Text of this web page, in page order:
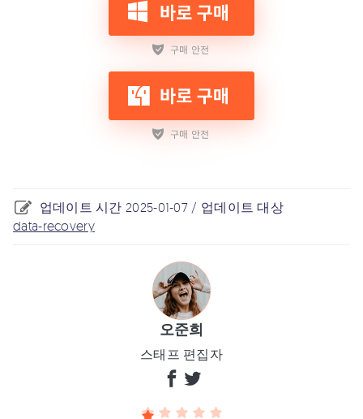
업데이트 시간 2025-01-07 / 업데이트 대상
data-recovery
오준희
스태프 편집자